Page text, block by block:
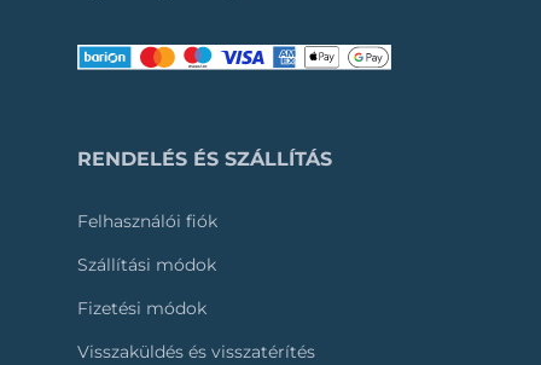
RENDELÉS ÉS SZÁLLÍTÁS
Felhasználói fiók
Szállítási módok
Fizetési módok
Visszaküldés és visszatérítés